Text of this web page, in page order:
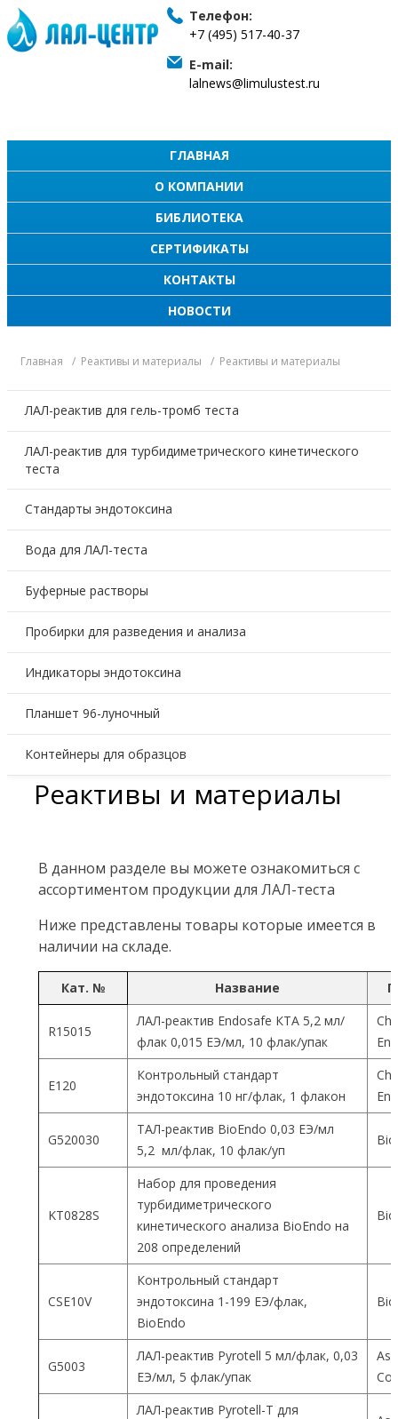
Телефон:
+7 (495) 517-40-37
E-mail:
lalnews@limulustest.ru
ГЛАВНАЯ
О КОМПАНИИ
БИБЛИОТЕКА
СЕРТИФИКАТЫ
КОНТАКТЫ
НОВОСТИ
Главная Реактивы и материалы Реактивы и материалы
ЛАЛ-реактив для гель-тромб теста
ЛАЛ-реактив для турбидиметрического кинетического
теста
Стандарты эндотоксина
Вода для ЛАЛ-теста
Буферные растворы
Пробирки для разведения и анализа
Индикаторы эндотоксина
Планшет 96-луночный
Контейнеры для образцов
Реактивы и материалы
В данном разделе вы можете ознакомиться с
ассортиментом продукции для ЛАЛ-теста
Ниже представлены товары которые имеется в
наличии на складе.
Кат. № Название
R15015
ЛАЛ-реактив Endosafe КТА 5,2 мл/
флак 0,015 ЕЭ/мл, 10 флак/упак
Е120
Контрольный стандарт
эндотоксина 10 нг/флак, 1 флакон
G520030
ТАЛ-реактив BioEndo 0,03 ЕЭ/мл
5,2 мл/флак, 10 флак/уп
KT0828S
Набор для проведения
турбидиметрического
кинетического анализа BioEndo на
208 определений
CSE10V
Контрольный стандарт
эндотоксина 1-199 ЕЭ/флак,
BioEndo
G5003
ЛАЛ-реактив Pyrotell 5 мл/флак, 0,03
ЕЭ/мл, 5 флак/упак
ЛАЛ-реактив Pyrotell-T для